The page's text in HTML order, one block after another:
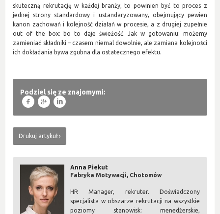
skuteczną rekrutację w każdej branży, to powinien być to proces z
jednej strony standardowy i ustandaryzowany, obejmujący pewien
kanon zachowań i kolejność działań w procesie, a z drugiej zupełnie
out of the box: bo to daje świeżość. Jak w gotowaniu: możemy
zamieniać składniki – czasem niemal dowolnie, ale zamiana kolejności
ich dokładania bywa zgubna dla ostatecznego efektu.
Podziel się ze znajomymi:
f g l
Drukuj artykuł
Anna Piekut
Fabryka Motywacji, Chotomów
HR Manager, rekruter. Doświadczony
specjalista w obszarze rekrutacji na wszystkie
poziomy stanowisk: menedżerskie,